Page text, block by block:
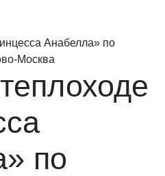
Анабелла» по
Москва
по